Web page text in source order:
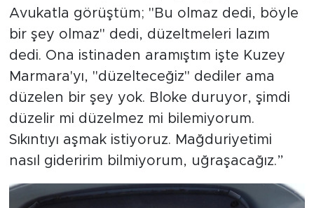
Avukatla görüştüm; "Bu olmaz dedi, böyle
bir şey olmaz" dedi, düzeltmeleri lazım
dedi. Ona istinaden aramıştım işte Kuzey
Marmara'yı, "düzelteceğiz" dediler ama
düzelen bir şey yok. Bloke duruyor, şimdi
düzelir mi düzelmez mi bilemiyorum.
Sıkıntıyı aşmak istiyoruz. Mağduriyetimi
nasıl gideririm bilmiyorum, uğraşacağız.”